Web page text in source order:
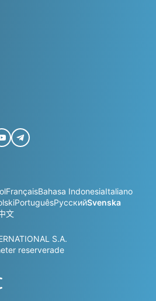
FrançaisBahasa IndonesiaItaliano
PortuguêsРусскийSvenska
文
S.A.
reserverade